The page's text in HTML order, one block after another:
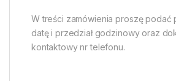
W treści zamówienia proszę podać
datę i przedział godzinowy oraz
kontaktowy nr telefonu.